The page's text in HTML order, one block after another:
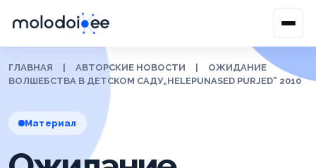
ГЛАВНАЯ АВТОРСКИЕ НОВОСТИ
ОЖИДАНИЕ
ВОЛШЕБСТВА В ДЕТСКОМ САДУ„HELEPUNASED PURJED” 2010
Материал